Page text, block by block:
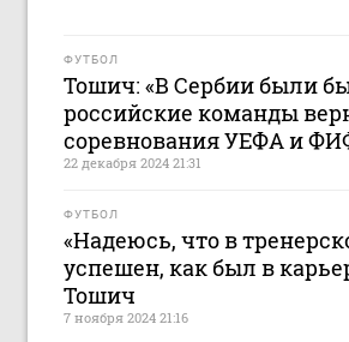
ФУТБОЛ
Тошич: «В Сербии были
российские команды
соревнования УЕФА и
22 декабря 2024 21:31
ФУТБОЛ
«Надеюсь, что в
успешен, как был в
Тошич
7 ноября 2024 21:16